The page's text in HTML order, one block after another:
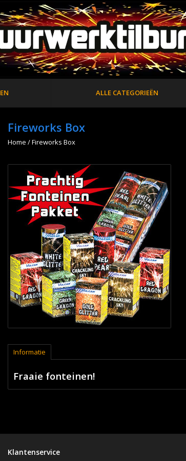
ALLE CATEGORIEËN
Fireworks Box
Home /Fireworks Box
Informatie
Fraaie fonteinen!
Klantenservice